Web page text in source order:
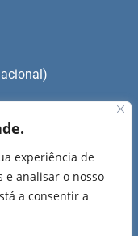
experiência de
e analisar o nosso
a consentir a